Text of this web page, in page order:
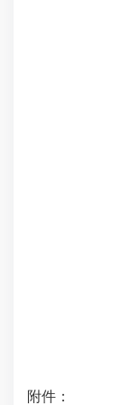
附件：